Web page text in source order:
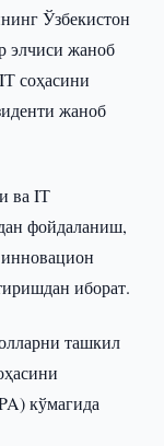
Ўзбекистон
элчиси жаноб
соҳасини
жаноб
ва IТ
фойдаланиш,
иборат.
ташкил
кўмагида